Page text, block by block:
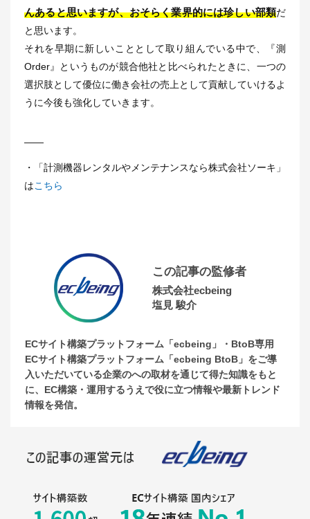
んあると思いますが、おそらく業界的には珍しい部類だ
と思います。
それを早期に新しいこととして取り組んでいる中で、『測
Order』というものが競合他社と比べられたときに、一つの
選択肢として優位に働き会社の売上として貢献していけるよ
うに今後も強化していきます。
――
・「計測機器レンタルやメンテナンスなら株式会社ソーキ」
はこちら
この記事の監修者
株式会社ecbeing
塩見 駿介
ECサイト構築プラットフォーム「ecbeing」・BtoB専用
ECサイト構築プラットフォーム「ecbeing BtoB」をご導
入いただいている企業のへの取材を通じて得た知識をもと
に、EC構築・運用するうえで役に立つ情報や最新トレンド
情報を発信。